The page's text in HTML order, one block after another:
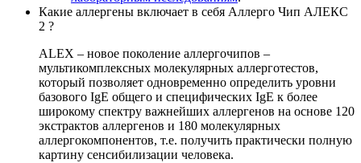
Какие аллергены включает в себя Аллерго Чип АЛЕКС
2 ?
ALEX – новое поколение аллергочипов –
мультикомплексных молекулярных аллерготестов,
который позволяет одновременно определить уровни
базового IgE общего и специфических IgE к более
широкому спектру важнейших аллергенов на основе 120
экстрактов аллергенов и 180 молекулярных
аллергокомпонентов, т.е. получить практически полную
картину сенсибилизации человека.